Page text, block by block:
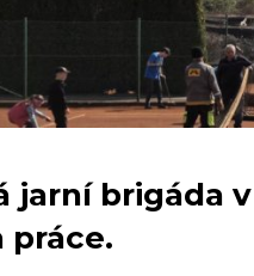
jarní brigáda
práce.